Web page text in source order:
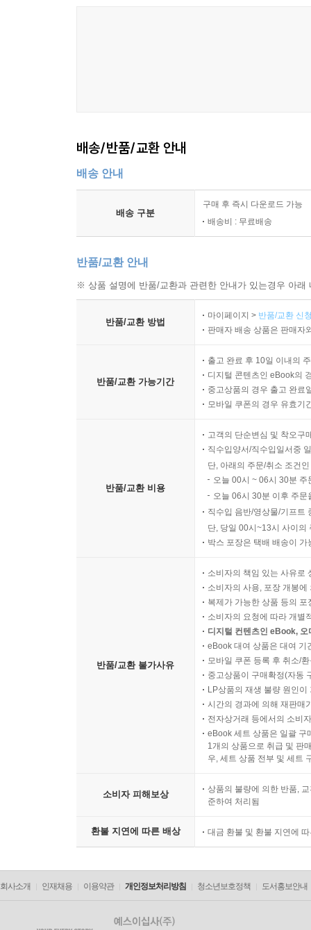
배송/반품/교환 안내
배송 안내
배송 구분
구매 후 즉시 다운로드 가능
배송비 : 무료배송
반품/교환 안내
※ 상품 설명에 반품/교환과 관련한 안내가 있는경우 아
반품/교환 방법
마이페이지 > 반품/교환 신
판매자 배송 상품은 판매자
반품/교환 가능기간
출고 완료 후 10일 이내의
디지털 콘텐츠인 eBook의
중고상품의 경우 출고 완료
모바일 쿠폰의 경우 유효기
반품/교환 비용
고객의 단순변심 및 착오구
직수입양서/직수입일서중
단, 아래의 주문/취소 조건
오늘 00시 ~ 06시 30분
오늘 06시 30분 이후 주
직수입 음반/영상물/기프트
단, 당일 00시~13시 사이의
박스 포장은 택배 배송이
반품/교환 불가사유
소비자의 책임 있는 사유로
소비자의 사용, 포장 개봉
복제가 가능한 상품 등의
소비자의 요청에 따라 개별
디지털 컨텐츠인 eBook,
eBook 대여 상품은 대여 기
모바일 쿠폰 등록 후 취소/
중고상품이 구매확정(자동
LP상품의 재생 불량 원인
시간의 경과에 의해 재판매
전자상거래 등에서의 소비
eBook 세트 상품은 일괄 구
1개의 상품으로 취급 및 판
우, 세트 상품 전부 및 세트
소비자 피해보상
상품의 불량에 의한 반품,
준하여 처리됨
환불 지연에 따른 배상 대금 환불 및 환불 지연에
회사소개 인재채용 이용약관 개인정보처리방침 청소년보호정책 도서홍보안내